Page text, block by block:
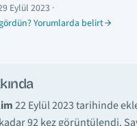
Eylül 2023 ·
Yorumlarda belirt
22 Eylül 2023 tarihinde
92 kez görüntülendi.